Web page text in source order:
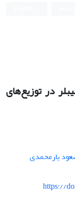
در توزیع‌های
یارمحمدی
https://